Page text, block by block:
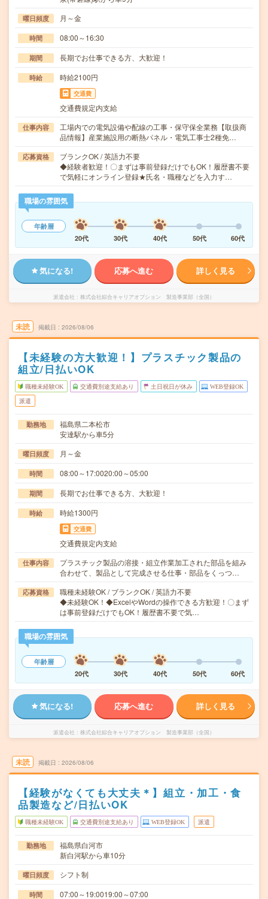
曜日頻度 月～金
時間 08:00～16:30
期間 長期でお仕事できる方、大歓迎！
時給 時給2100円
交通費
交通費規定内支給
仕事内容
工場内での電気設備や配線の工事・保守保全業務【取扱商
品情報】産業施設用の断熱パネル・電気工事士2種免…
応募資格
ブランクOK / 英語力不要
◆経験者歓迎！〇まずは事前登録だけでもOK！履歴書不要
で気軽にオンライン登録★氏名・職種などを入力す…
職場の雰囲気
年齢層
20代
30代 40代 50代 60代
気になる! 応募へ進む 詳しく見る
派遣会社 株式会社綜合キャリアオプション 製造事業部（全国）
未読 掲載日 2026/08/06
【未経験の方大歓迎！】プラスチック製品の
組立/日払いOK
職種未経験OK 交通費別途支給あり 土日祝日が休み WEB登録OK
派遣
勤務地
福島県二本松市
安達駅から車5分
曜日頻度 月～金
時間 08:00～17:0020:00～05:00
期間 長期でお仕事できる方、大歓迎！
時給 時給1300円
交通費
交通費規定内支給
仕事内容
プラスチック製品の溶接・組立作業加工された部品を組み
合わせて、製品として完成させる仕事・部品をくっつ…
応募資格
職種未経験OK / ブランクOK / 英語力不要
◆未経験OK！◆ExcelやWordの操作できる方歓迎！〇まず
は事前登録だけでもOK！履歴書不要で気…
職場の雰囲気
年齢層
20代
30代 40代 50代 60代
気になる! 応募へ進む 詳しく見る
派遣会社 株式会社綜合キャリアオプション 製造事業部（全国）
未読 掲載日 2026/08/06
【経験がなくても大丈夫＊】組立・加工・食
品製造など/日払いOK
職種未経験OK 交通費別途支給あり WEB登録OK 派遣
勤務地
福島県白河市
新白河駅から車10分
曜日頻度 シフト制
時間 07:00～19:0019:00～07:00